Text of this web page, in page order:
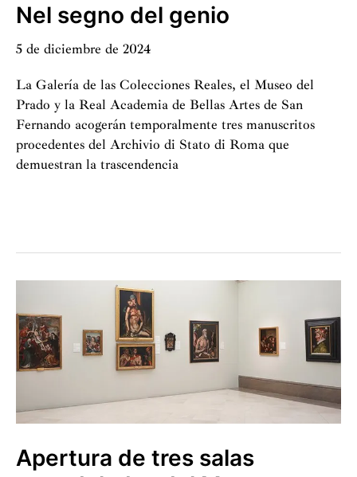
Nel segno del genio
5 de diciembre de 2024
La Galería de las Colecciones Reales, el Museo del
Prado y la Real Academia de Bellas Artes de San
Fernando acogerán temporalmente tres manuscritos
procedentes del Archivio di Stato di Roma que
demuestran la trascendencia
del
genio
Apertura de tres salas